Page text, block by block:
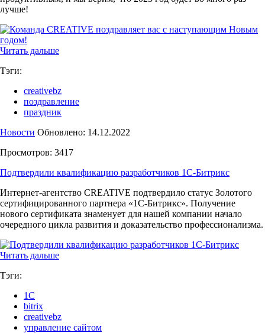
лучше!
Читать дальше
Тэги:
creativebz
поздравление
праздник
Новости Обновлено: 14.12.2022
Просмотров: 3417
Подтвердили квалификацию разработчиков 1С-Битрикс
Интернет-агентство CREATIVE подтвердило статус Золотого
сертифицированного партнера «1С-Битрикс». Получение
нового сертификата знаменует для нашей компании начало
очередного цикла развития и доказательство профессионализма.
Читать дальше
Тэги:
1С
bitrix
creativebz
управление сайтом